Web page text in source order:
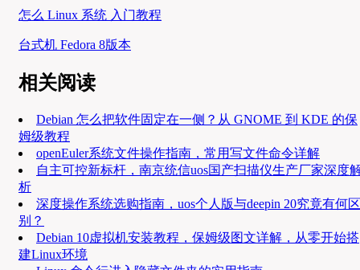
怎么 Linux 系统 入门教程
台式机 Fedora 8版本
相关阅读
Debian 怎么把软件固定在一侧？从 GNOME 到 KDE 的保
姆级教程
openEuler系统文件操作指南，常用写文件命令详解
自主可控新标杆，南京统信uos国产扫描仪生产厂家深度
析
深度操作系统选购指南，uos个人版与deepin 20究竟有何区
别？
Debian 10虚拟机安装教程，保姆级图文详解，从零开始搭
建Linux环境